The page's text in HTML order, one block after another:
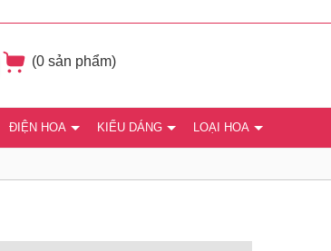
(0 sản phẩm)
ĐIỆN HOA KIỂU DÁNG LOẠI HOA